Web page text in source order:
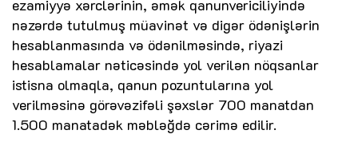
ezamiyyə xərclərinin, əmək qanunvericiliyində
nəzərdə tutulmuş müavinət və digər ödənişlərin
hesablanmasında və ödənilməsində, riyazi
hesablamalar nəticəsində yol verilən nöqsanlar
istisna olmaqla, qanun pozuntularına yol
verilməsinə görəvəzifəli şəxslər 700 manatdan
1.500 manatadək məbləğdə cərimə edilir.